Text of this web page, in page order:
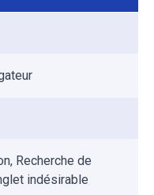
Recherche de
indésirable